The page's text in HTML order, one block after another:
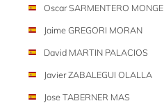
Oscar SARMENTERO MONGE
Jaime GREGORI MORAN
David MARTIN PALACIOS
Javier ZABALEGUI OLALLA
Jose TABERNER MAS